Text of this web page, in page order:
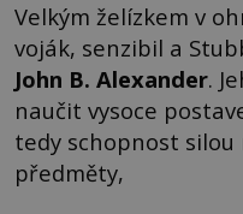
Velkým želízkem v
voják, senzibil a
John B. Alexander.
naučit vysoce
tedy schopnost
předměty,